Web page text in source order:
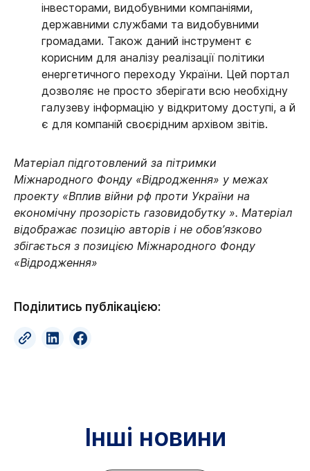
інвесторами, видобувними компаніями,
державними службами та видобувними
громадами. Також даний інструмент є
корисним для аналізу реалізації політики
енергетичного переходу України. Цей портал
дозволяє не просто зберігати всю необхідну
галузеву інформацію у відкритому доступі, а й
є для компаній своєрідним архівом звітів.
Матеріал підготовлений за пітримки
Міжнародного Фонду «Відродження» у межах
проекту «Вплив війни рф проти України на
економічну прозорість газовидобутку ». Матеріал
відображає позицію авторів і не обов’язково
збігається з позицією Міжнародного Фонду
«Відродження»
Поділитись публікацією:
Інші новини